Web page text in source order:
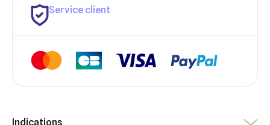
Service client
Indications